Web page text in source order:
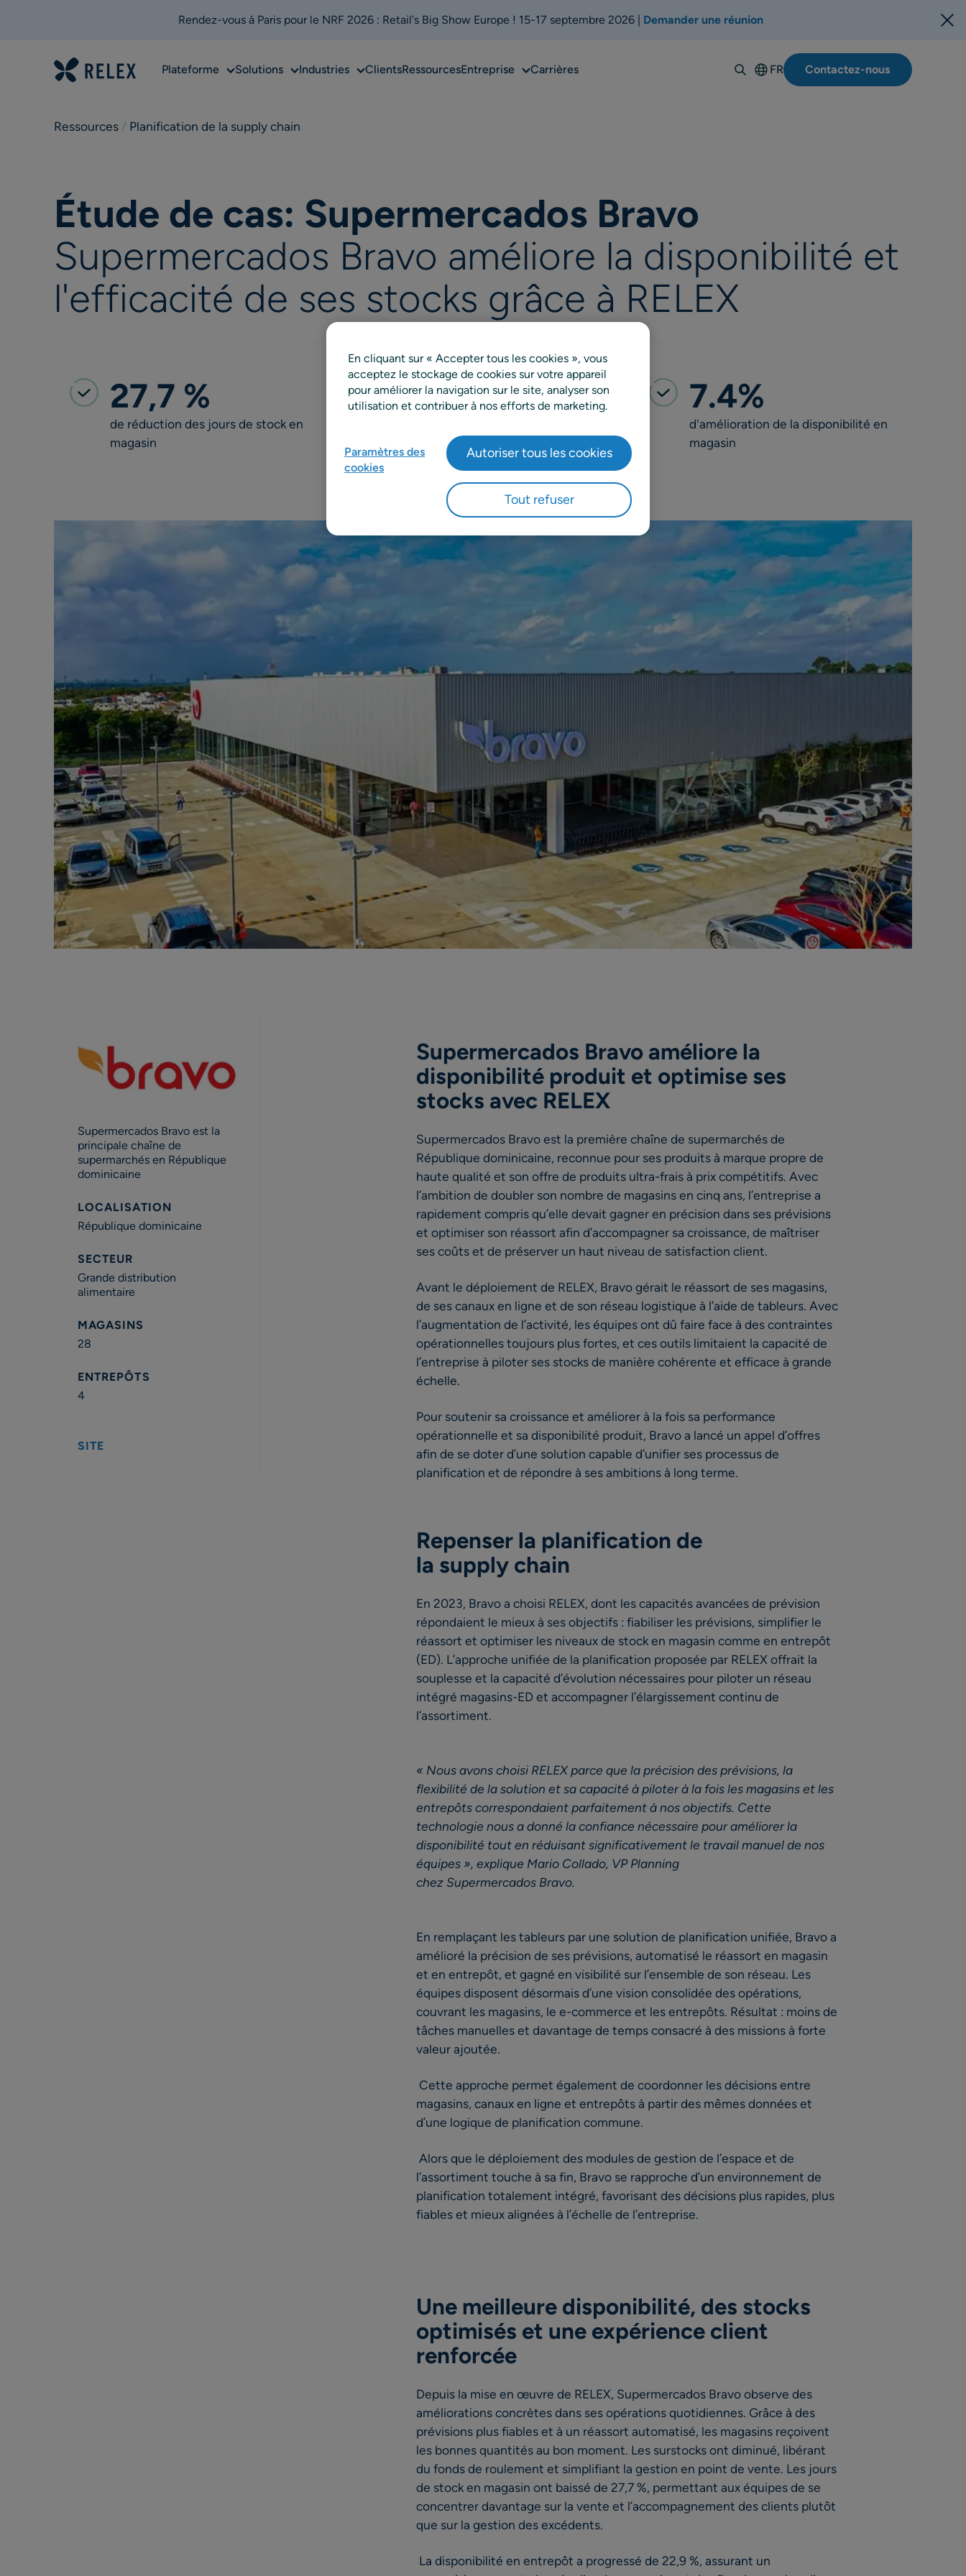
Rendez-vous à Paris pour le NRF 2026 : Retail's Big Show Europe ! 15-17 septembre 2026 | Demander une réunion
PlateformeSubSolutionsSubIndustriesSubClientsRessourcesEntrepriseSubCarrières
FR
English
Dansk
Contactez-nous
Ressources / Planification de la supply chain
Étude de cas: Supermercados Bravo
Supermercados Bravo améliore la disponibilité et
l'efficacité de ses stocks grâce à RELEX
27,7 %
de réduction des jours de stock en
magasin
22.9%
entrepôt
7.4%
d'amélioration de la disponibilité en
magasin
Supermercados Bravo est la
principale chaîne de
supermarchés en République
dominicaine
LOCALISATION
République dominicaine
SECTEUR
Grande distribution
alimentaire
MAGASINS
28
ENTREPÔTS
4
SITE
Supermercados Bravo améliore la
disponibilité produit et optimise ses
stocks avec RELEX
Supermercados Bravo est la première chaîne de supermarchés de
République dominicaine, reconnue pour ses produits à marque propre de
haute qualité et son offre de produits ultra-frais à prix compétitifs. Avec
l’ambition de doubler son nombre de magasins en cinq ans, l’entreprise a
rapidement compris qu’elle devait gagner en précision dans ses prévisions
et optimiser son réassort afin d’accompagner sa croissance, de maîtriser
ses coûts et de préserver un haut niveau de satisfaction client.
Avant le déploiement de RELEX, Bravo gérait le réassort de ses magasins,
de ses canaux en ligne et de son réseau logistique à l’aide de tableurs. Avec
l’augmentation de l’activité, les équipes ont dû faire face à des contraintes
opérationnelles toujours plus fortes, et ces outils limitaient la capacité de
l’entreprise à piloter ses stocks de manière cohérente et efficace à grande
échelle.
Pour soutenir sa croissance et améliorer à la fois sa performance
opérationnelle et sa disponibilité produit, Bravo a lancé un appel d’offres
afin de se doter d’une solution capable d’unifier ses processus de
planification et de répondre à ses ambitions à long terme.
Repenser la planification de
la supply chain
En 2023, Bravo a choisi RELEX, dont les capacités avancées de prévision
répondaient le mieux à ses objectifs : fiabiliser les prévisions, simplifier le
réassort et optimiser les niveaux de stock en magasin comme en entrepôt
(ED). L’approche unifiée de la planification proposée par RELEX offrait la
souplesse et la capacité d’évolution nécessaires pour piloter un réseau
intégré magasins-ED et accompagner l’élargissement continu de
l’assortiment.
« Nous avons choisi RELEX parce que la précision des prévisions, la
flexibilité de la solution et sa capacité à piloter à la fois les magasins et les
entrepôts correspondaient parfaitement à nos objectifs. Cette
technologie nous a donné la confiance nécessaire pour améliorer la
disponibilité tout en réduisant significativement le travail manuel de nos
équipes », explique Mario Collado, VP Planning
chez Supermercados Bravo.
En remplaçant les tableurs par une solution de planification unifiée, Bravo a
amélioré la précision de ses prévisions, automatisé le réassort en magasin
et en entrepôt, et gagné en visibilité sur l’ensemble de son réseau. Les
équipes disposent désormais d’une vision consolidée des opérations,
couvrant les magasins, le e-commerce et les entrepôts. Résultat : moins de
tâches manuelles et davantage de temps consacré à des missions à forte
valeur ajoutée.
Cette approche permet également de coordonner les décisions entre
magasins, canaux en ligne et entrepôts à partir des mêmes données et
d’une logique de planification commune.
Alors que le déploiement des modules de gestion de l’espace et de
l’assortiment touche à sa fin, Bravo se rapproche d’un environnement de
planification totalement intégré, favorisant des décisions plus rapides, plus
fiables et mieux alignées à l’échelle de l’entreprise.
Une meilleure disponibilité, des stocks
optimisés et une expérience client
renforcée
Depuis la mise en œuvre de RELEX, Supermercados Bravo observe des
améliorations concrètes dans ses opérations quotidiennes. Grâce à des
prévisions plus fiables et à un réassort automatisé, les magasins reçoivent
les bonnes quantités au bon moment. Les surstocks ont diminué, libérant
du fonds de roulement et simplifiant la gestion en point de vente. Les jours
de stock en magasin ont baissé de 27,7 %, permettant aux équipes de se
concentrer davantage sur la vente et l’accompagnement des clients plutôt
que sur la gestion des excédents.
La disponibilité en entrepôt a progressé de 22,9 %, assurant un
En cliquant sur « Accepter tous les cookies », vous
acceptez le stockage de cookies sur votre appareil
pour améliorer la navigation sur le site, analyser son
utilisation et contribuer à nos efforts de marketing.
Paramètres des
cookies
Tout refuser
Autoriser tous les cookies